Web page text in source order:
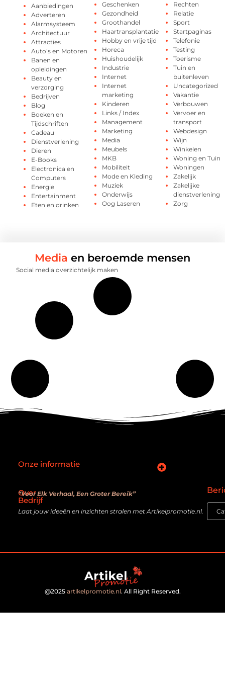
Aanbiedingen
Adverteren
Alarmsysteem
Architectuur
Attracties
Auto’s en Motoren
Banen en
opleidingen
Beauty en
verzorging
Bedrijven
Blog
Boeken en
Tijdschriften
Cadeau
Dienstverlening
Dieren
E-Books
Electronica en
Computers
Energie
Entertainment
Eten en drinken
Geschenken
Gezondheid
Groothandel
Haartransplantatie
Hobby en vrije tijd
Horeca
Huishoudelijk
Industrie
Internet
Internet
marketing
Kinderen
Links / Index
Management
Marketing
Media
Meubels
MKB
Mobiliteit
Mode en Kleding
Muziek
Onderwijs
Oog Laseren
Rechten
Relatie
Sport
Startpaginas
Telefonie
Testing
Toerisme
Tuin en
buitenleven
Uncategorized
Vakantie
Verbouwen
Vervoer en
transport
Webdesign
Wijn
Winkelen
Woning en Tuin
Woningen
Zakelijk
Zakelijke
dienstverlening
Zorg
Media en beroemde mensen
Social media overzichtelijk maken
Over
Bedrijf
“Voor Elk Verhaal, Een Groter Bereik”
Laat jouw ideeën en inzichten stralen met Artikelpromotie.nl.
Onze informatie
@2025 artikelpromotie.nl. All Right Reserved.